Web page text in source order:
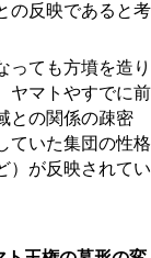
の反映であると考
ても方墳を造り
ヤマトやすでに前
との関係の疎密
ていた集団の性格
）が反映されてい